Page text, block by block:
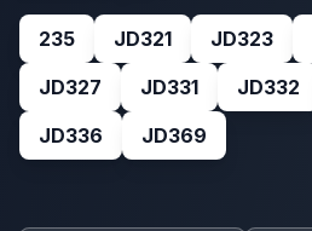
235 JD321 JD323
JD327
JD331 JD332
JD336
JD369